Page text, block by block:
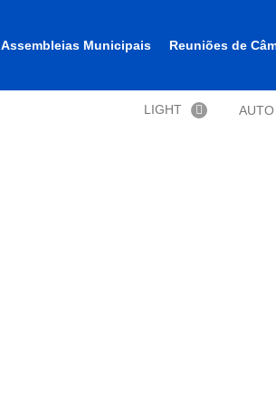
Assembleias Municipais Reuniões de
LIGHT